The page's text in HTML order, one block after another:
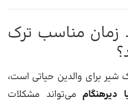
زمان مناسب ترک
برای والدین حیاتی است،
دیرهنگام می‌تواند مشکلات